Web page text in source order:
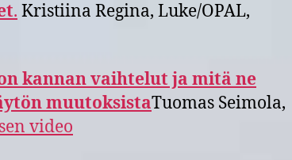
. Kristiina Regina, Luke/OPAL,
kannan vaihtelut ja mitä ne
muutoksistaTuomas Seimola,
video